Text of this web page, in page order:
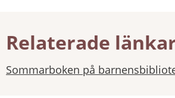
Relaterade
Sommarboken på